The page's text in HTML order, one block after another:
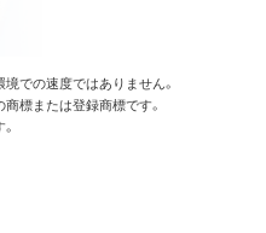
での速度ではありません。
標または登録商標です。